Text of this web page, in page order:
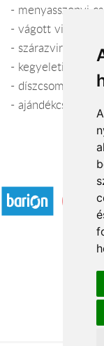
- menyasszonyi
- vágott virágok
- szárazvirág
- kegyeleti
- díszcsomagolás
- ajándékcsokrok